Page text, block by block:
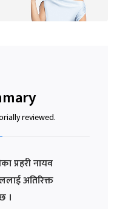
reviewed.
प्रहरी नायव
अतिरिक्त
।